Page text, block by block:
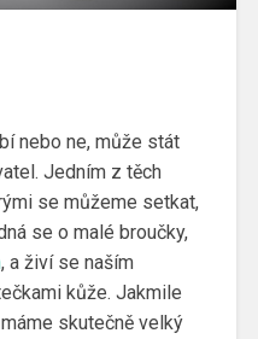
nebo ne, může stát
Jedním z těch
se můžeme setkat,
se o malé broučky,
, a živí se naším
kůže. Jakmile
skutečně velký